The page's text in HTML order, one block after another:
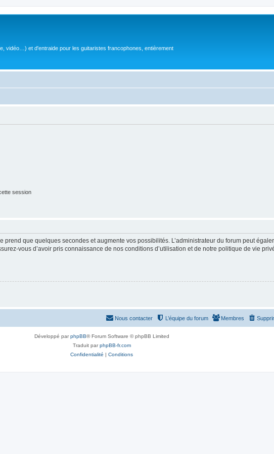
vidéo…) et d'entraide pour les guitaristes francophones, entièrement
session
prend que quelques secondes et augmente vos possibilités. L’administrateur du forum peut
vous d’avoir pris connaissance de nos conditions d’utilisation et de notre politique de vie
Membres
L’équipe du forum
Nous contacter
Développé parphpBB® Forum Software © phpBB Limited
Traduit parphpBB-fr.com
Confidentialité | Conditions